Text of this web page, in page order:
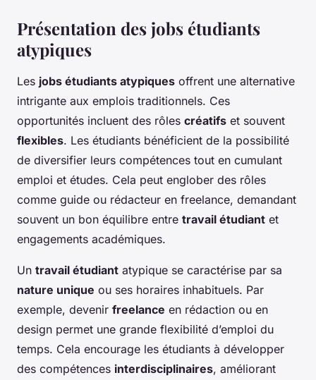
Présentation des jobs étudiants
atypiques
Les jobs étudiants atypiques offrent une alternative
intrigante aux emplois traditionnels. Ces
opportunités incluent des rôles créatifs et souvent
flexibles. Les étudiants bénéficient de la possibilité
de diversifier leurs compétences tout en cumulant
emploi et études. Cela peut englober des rôles
comme guide ou rédacteur en freelance, demandant
souvent un bon équilibre entre travail étudiant et
engagements académiques.
Un travail étudiant atypique se caractérise par sa
nature unique ou ses horaires inhabituels. Par
exemple, devenir freelance en rédaction ou en
design permet une grande flexibilité d’emploi du
temps. Cela encourage les étudiants à développer
des compétences interdisciplinaires, améliorant